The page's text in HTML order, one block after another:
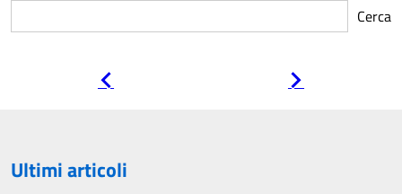
Cerca
Ultimi articoli